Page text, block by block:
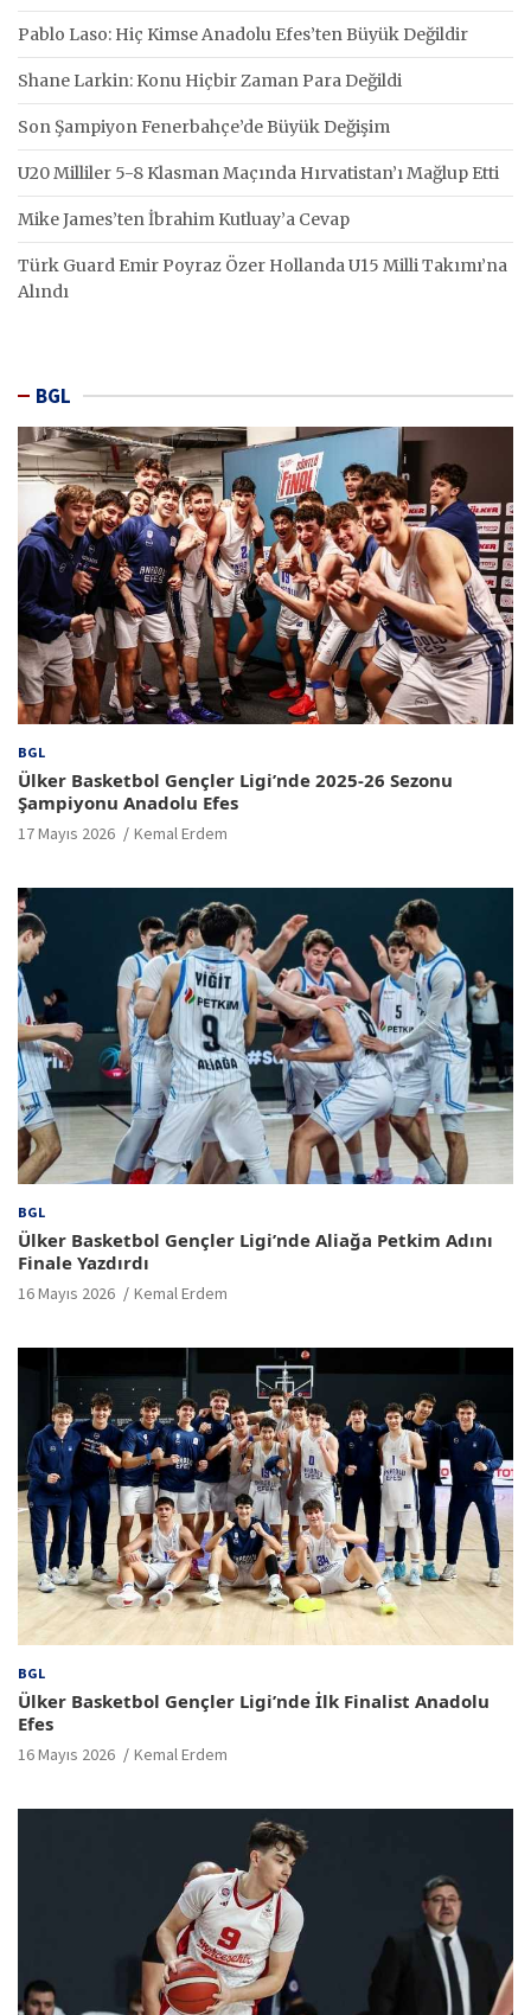
Pablo Laso: Hiç Kimse Anadolu Efes’ten Büyük Değildir
Shane Larkin: Konu Hiçbir Zaman Para Değildi
Son Şampiyon Fenerbahçe’de Büyük Değişim
U20 Milliler 5-8 Klasman Maçında Hırvatistan’ı Mağlup Etti
Mike James’ten İbrahim Kutluay’a Cevap
Türk Guard Emir Poyraz Özer Hollanda U15 Milli Takımı’na
Alındı
BGL
BGL
Ülker Basketbol Gençler Ligi’nde 2025-26 Sezonu
Şampiyonu Anadolu Efes
17 Mayıs 2026 Kemal Erdem
BGL
Ülker Basketbol Gençler Ligi’nde Aliağa Petkim Adını
Finale Yazdırdı
16 Mayıs 2026 Kemal Erdem
BGL
Ülker Basketbol Gençler Ligi’nde İlk Finalist Anadolu
Efes
16 Mayıs 2026 Kemal Erdem